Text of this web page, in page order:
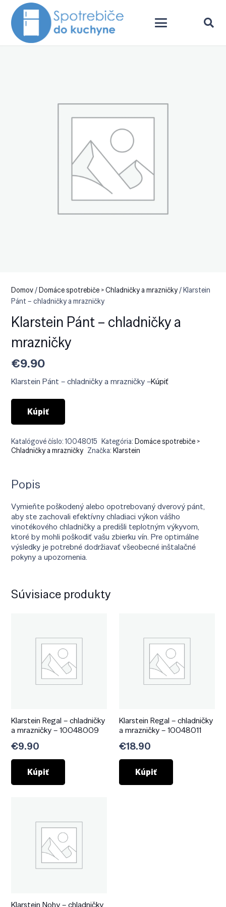
Domov/Domáce spotrebiče > Chladničky a mrazničky/ Klarstein
Pánt – chladničky a mrazničky
Klarstein Pánt – chladničky a
mrazničky
€9.90
Klarstein Pánt – chladničky a mrazničky –Kúpiť
Kúpiť
Katalógové číslo:10048015 Kategória:Domáce spotrebiče >
Chladničky a mrazničky Značka:Klarstein
Popis
Vymieňte poškodený alebo opotrebovaný dverový pánt,
aby ste zachovali efektívny chladiaci výkon vášho
vinotékového chladničky a predišli teplotným výkyvom,
ktoré by mohli poškodiť vašu zbierku vín. Pre optimálne
výsledky je potrebné dodržiavať všeobecné inštalačné
pokyny a upozornenia.
Súvisiace produkty
Klarstein Regal – chladničky
a mrazničky – 10048009
€9.90
Kúpiť
Klarstein Regal – chladničky
a mrazničky – 10048011
€18.90
Kúpiť
Klarstein Nohy – chladničky